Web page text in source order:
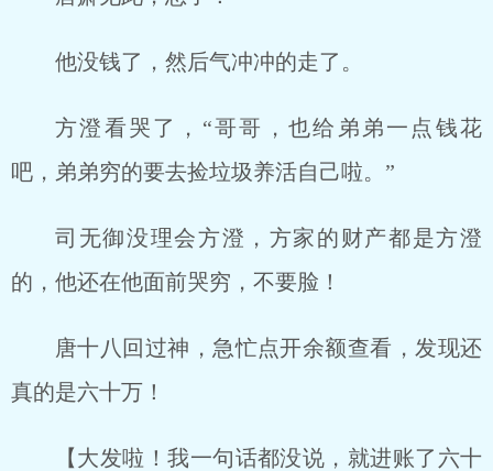
他没钱了，然后气冲冲的走了。
方澄看哭了，“哥哥，也给弟弟一点钱花
吧，弟弟穷的要去捡垃圾养活自己啦。”
司无御没理会方澄，方家的财产都是方澄
的，他还在他面前哭穷，不要脸！
唐十八回过神，急忙点开余额查看，发现还
真的是六十万！
【大发啦！我一句话都没说，就进账了六十